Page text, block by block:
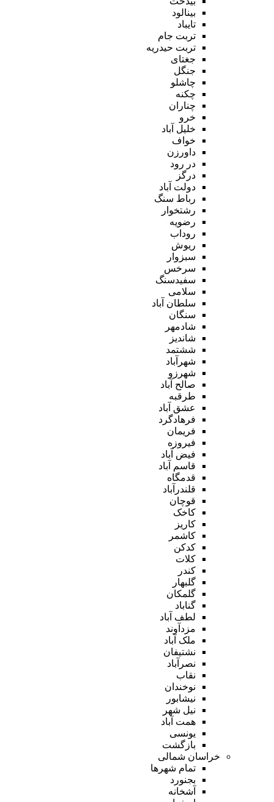
بینالود
تایباد
تربت جام
تربت حیدریه
جغتای
جنگل
چاشلو
چکنه
چناران
خرو
خلیل آباد
خواف
داورزن
در رود
درگز
دولت آباد
رباط سنگ
رشتخوار
رضویه
روداب
ریوش
سبزوار
سرخس
سفیدسنگ
سلامی
سلطان آباد
سنگان
شادمهر
شاندیز
ششتمد
شهرآباد
شهرزو
صالح آباد
طرقبه
عشق آباد
فرهادگرد
فریمان
فیروزه
فیض آباد
قاسم آباد
قدمگاه
قلندرآباد
قوچان
کاخک
کاریز
کاشمر
کدکن
کلات
کندر
گلبهار
گلمکان
گناباد
لطف آباد
مزدآوند
ملک آباد
نشتیفان
نصرآباد
نقاب
نوخندان
نیشابور
نیل شهر
همت آباد
یونسی
بازگشت
خراسان شمالی
تمام شهر‌ها
بجنورد
آشخانه